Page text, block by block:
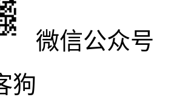
微信公众号
狗